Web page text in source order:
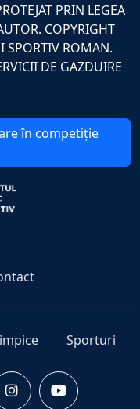
PRIN LEGEA
COPYRIGHT
SPORTIV ROMAN.
DE GAZDUIRE
în competiție
Sporturi